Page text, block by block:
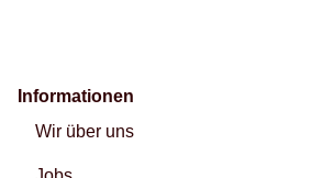
Informationen
Wir über uns